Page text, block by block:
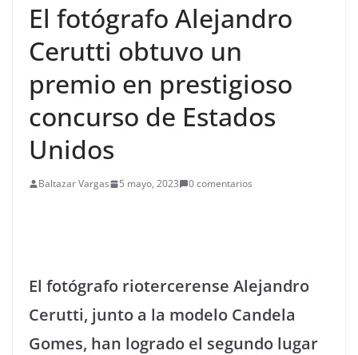
El fotógrafo Alejandro
Cerutti obtuvo un
premio en prestigioso
concurso de Estados
Unidos
Baltazar Vargas 5 mayo, 2023 0 comentarios
El fotógrafo riotercerense Alejandro
Cerutti, junto a la modelo Candela
Gomes, han logrado el segundo lugar